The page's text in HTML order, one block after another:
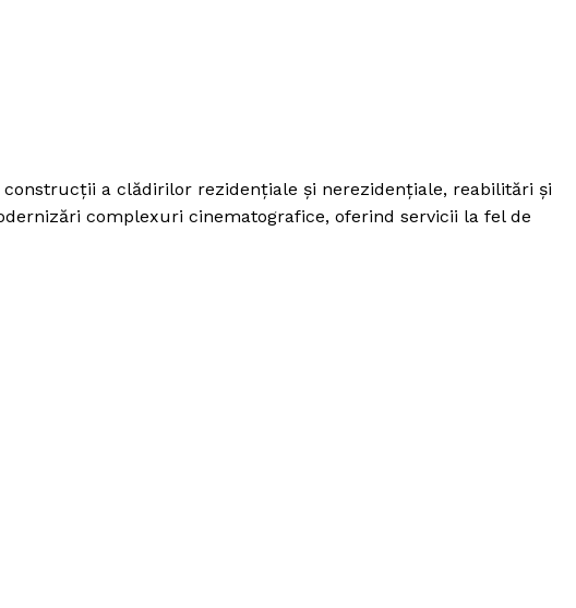
a clădirilor rezidențiale și nerezidențiale, reabilitări și
complexuri cinematografice, oferind servicii la fel de